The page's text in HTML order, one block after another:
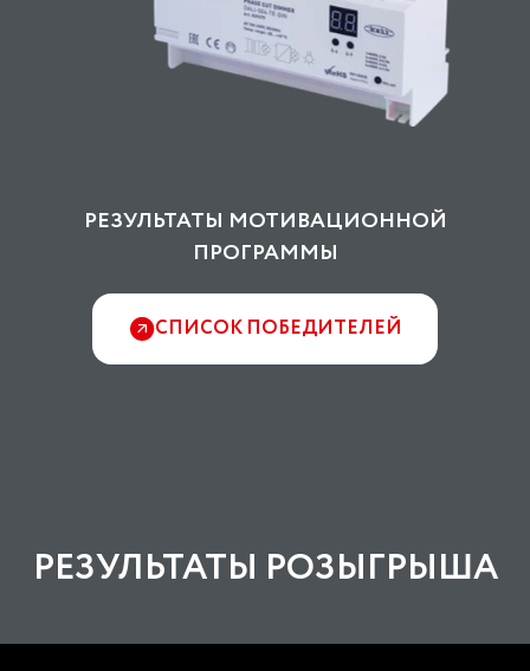
РЕЗУЛЬТАТЫ МОТИВАЦИОННОЙ
ПРОГРАММЫ
СПИСОК ПОБЕДИТЕЛЕЙ
РЕЗУЛЬТАТЫ РОЗЫГРЫША